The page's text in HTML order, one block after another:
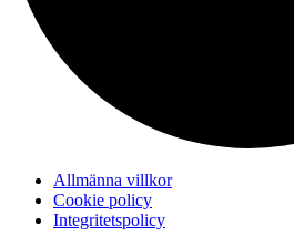
Allmänna villkor
Cookie policy
Integritetspolicy